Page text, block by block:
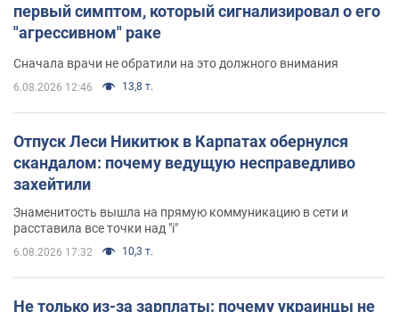
первый симптом, который сигнализировал о его
"агрессивном" раке
Сначала врачи не обратили на это должного внимания
6.08.2026 12:46 13,8 т.
Отпуск Леси Никитюк в Карпатах обернулся
скандалом: почему ведущую несправедливо
захейтили
Знаменитость вышла на прямую коммуникацию в сети и
расставила все точки над "i"
6.08.2026 17:32 10,3 т.
Не только из-за зарплаты: почему украинцы не